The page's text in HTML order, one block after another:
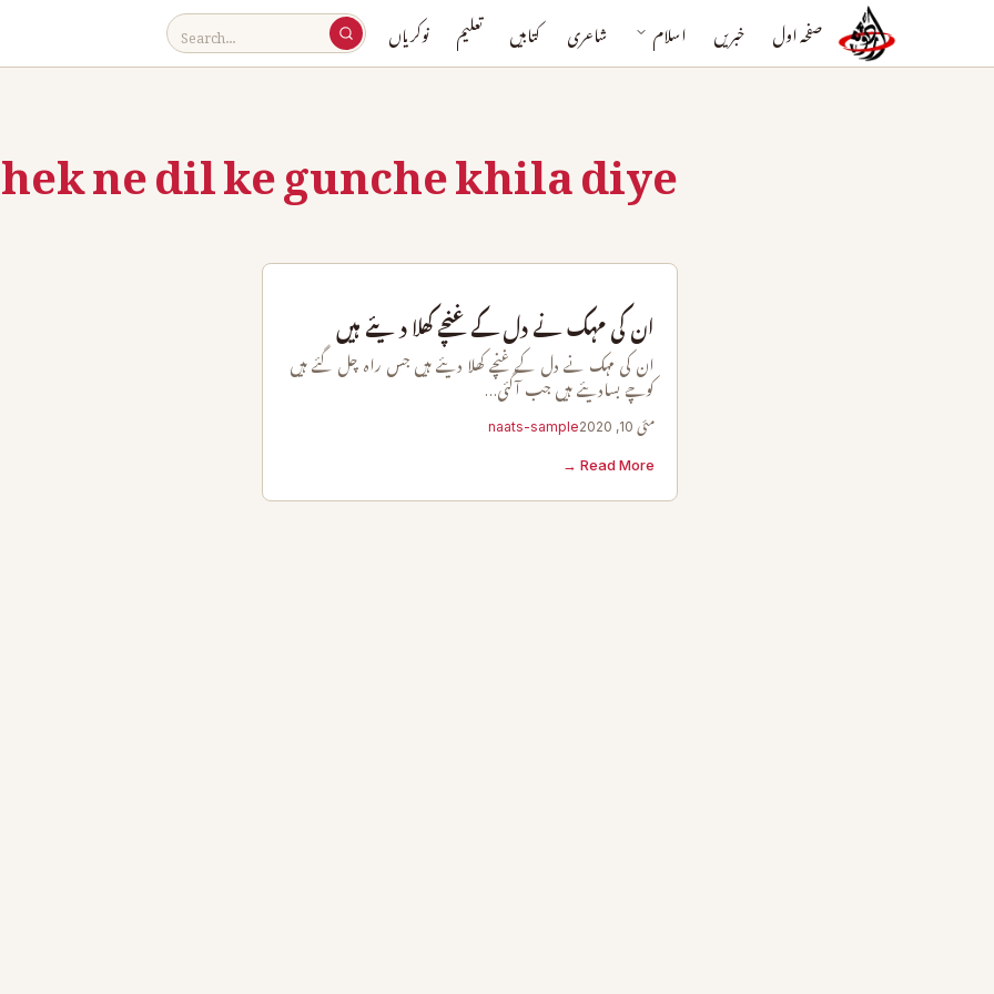
صفحہ اول خبریں اسلام شاعری کتابیں تعلیم نوکریاں
ne dil ke gunche khila diye
ان کی مہک نے دل کے غنچے کھلا دیئے ہیں
ان کی مہک نے دل کے غنچے کھلا دیئے ہیں جس راہ چل گئے ہیں
کوچے بسادیئے ہیں جب آگئی…
مئی 10, 2020 naats-sample
Read More →